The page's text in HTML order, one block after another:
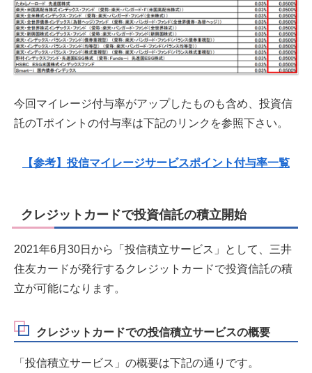
今回マイレージ付与率がアップしたものも含め、投資信
託のTポイントの付与率は下記のリンクを参照下さい。
【参考】投信マイレージサービスポイント付与率一覧
クレジットカードで投資信託の積立開始
2021年6月30日から「投信積立サービス」として、三井
住友カードが発行するクレジットカードで投資信託の積
立が可能になります。
クレジットカードでの投信積立サービスの概要
「投信積立サービス」の概要は下記の通りです。